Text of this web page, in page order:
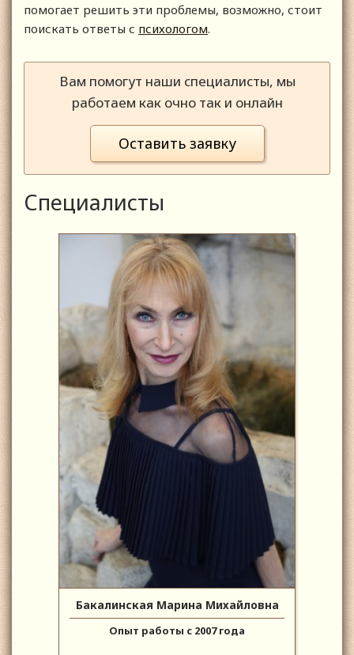
помогает решить эти проблемы, возможно, стоит
поискать ответы с психологом.
Вам помогут наши специалисты, мы
работаем как очно так и онлайн
Оставить заявку
Специалисты
Бакалинская Марина Михайловна
Опыт работы с 2007 года